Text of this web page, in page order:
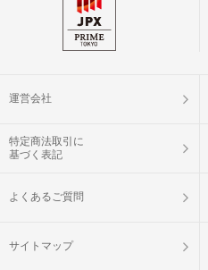
運営会社
特定商法取引に
基づく表記
よくあるご質問
サイトマップ